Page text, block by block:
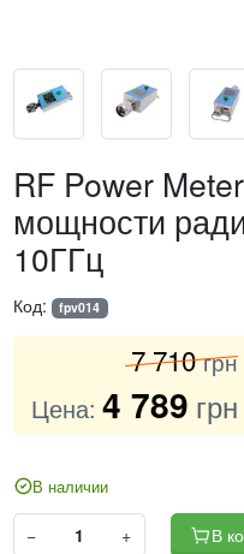
RF Power
мощности
10ГГц
Код: fpv014
7 710 грн
Цена: 4 789 грн
В наличии
− + В